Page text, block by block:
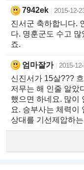
7942ek 2015-12-
진서군 축하합니다.
다. 명훈군도 수고
죠.
엄마잘가 2015-
신진서가 15살???
저무는 해 인줄 알았
했으면 하네요. 많이
요. 승부사는 체력이
상대를 기선제압하